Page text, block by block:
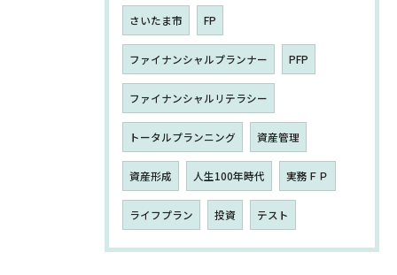
さいたま市 FP
ファイナンシャルプランナー PFP
ファイナンシャルリテラシー
トータルプランニング 資産管理
資産形成 人生100年時代 実務ＦＰ
ライフプラン 投資 テスト